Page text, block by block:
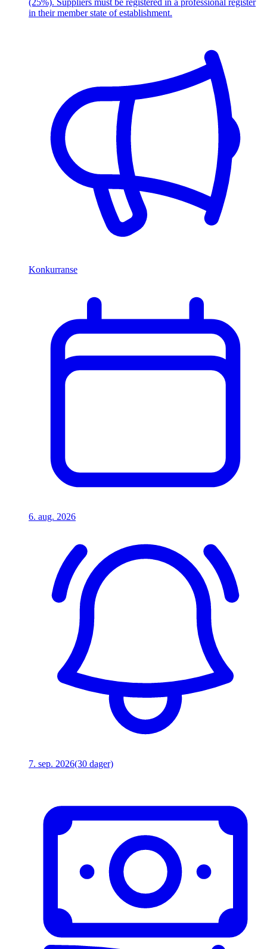
(25%). Suppliers must be registered in a professional register
in their member state of establishment.
Konkurranse
6. aug. 2026
7. sep. 2026(30 dager)